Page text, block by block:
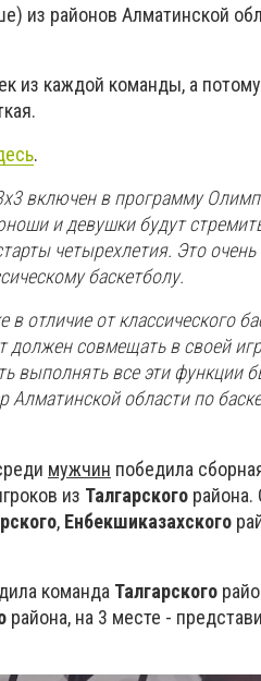
из районов Алматинской
из каждой команды, а потому
.
включен в программу
и девушки будут
четырехлетия. Это очень
баскетболу.
отличие от классического
должен совмещать в своей
выполнять все эти функции
Алматинской области по
мужчин победила
из Талгарского района.
, Енбекшиказахского
команда Талгарского
района, на 3 месте -